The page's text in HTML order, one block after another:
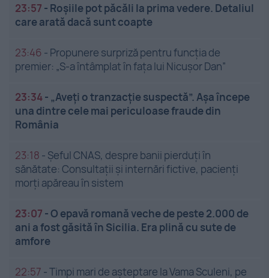
23:57 - Roșiile pot păcăli la prima vedere. Detaliul
care arată dacă sunt coapte
23:46 - Propunere surpriză pentru funcția de
premier: „S-a întâmplat în fața lui Nicușor Dan”
23:34- „Aveți o tranzacție suspectă”. Așa începe
una dintre cele mai periculoase fraude din
România
23:18 - Șeful CNAS, despre banii pierduți în
sănătate: Consultații și internări fictive, pacienți
morți apăreau în sistem
23:07 -O epavă romană veche de peste 2.000 de
ani a fost găsită în Sicilia. Era plină cu sute de
amfore
22:57 -Timpi mari de așteptare la Vama Sculeni, pe